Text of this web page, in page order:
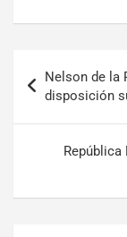
Nelson de la
disposición
República